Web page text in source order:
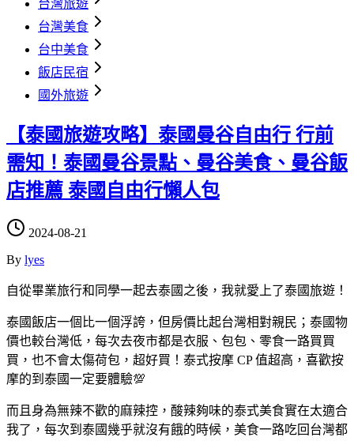
台灣旅遊
台灣美食
台中美食
飯店民宿
國外旅遊
【泰國旅遊攻略】泰國曼谷自由行 行前
需知！泰國曼谷景點、曼谷美食、曼谷飯
店推薦 泰國自由行懶人包
2024-08-21
By lyes
自從畢業旅行和同學一起去泰國之後，我就愛上了泰國旅遊！
泰國飯店一個比一個浮誇，但房價比起台灣相對親民；泰國物
價也較台灣低，每次去夜市都是衣服、包包、零食一路買買
買，也不會太傷荷包，超好買！泰式按摩 CP 值超高，喜歡按
摩的到泰國一定要體驗💯
而且身為無辣不歡的麻辣控，酸辣夠味的泰式美食實在太適合
我了，每次到泰國幾乎就沒有餓的時候，美食一路吃回台灣都